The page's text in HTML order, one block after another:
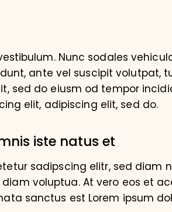
Nunc sodales
ante vel suscipit volutpat,
sed do eiusm od tempor
elit, adipiscing elit, sed do.
iste natus et
sadipscing elitr, sed
voluptua. At vero eos et
sanctus est Lorem ipsum